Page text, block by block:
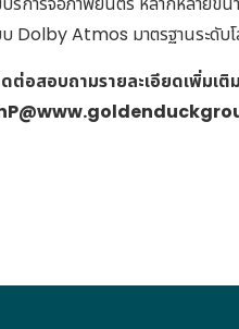
Dolby Atmos มาตรฐานระดับ
ดต่อสอบถามรายละเอียดเพิ่ม